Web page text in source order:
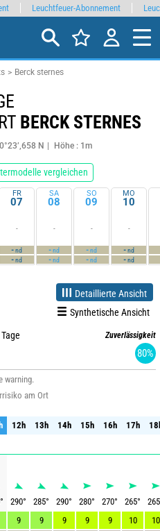
Berck sternes
BERCK STERNES
N Höhe : 1m
vergleichen
FR
07
-
-nd
-nd
SA
08
-
-nd
-nd
SO
09
-
-nd
-nd
MO
10
-
-nd
-nd
Detaillierte Ansicht
Synthetische Ansicht
Zuverlässigkeit
80%
warning.
am Ort
12h 13h 14h 15h 16h 17h
12h 13h 14h 15h 16h 17h
° 290° 285° 290° 280° 270° 265°
265
9 9 9 9 9 10
10
Leuchtfeuer-Abonnement